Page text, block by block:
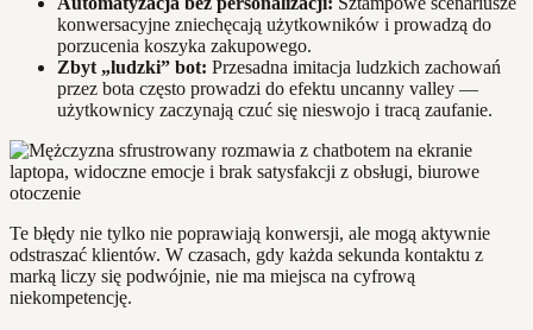
konwersacyjne zniechęcają użytkowników i prowadzą do
porzucenia koszyka zakupowego.
Zbyt „ludzki” bot: Przesadna imitacja ludzkich zachowań
przez bota często prowadzi do efektu uncanny valley —
użytkownicy zaczynają czuć się nieswojo i tracą zaufanie.
Te błędy nie tylko nie poprawiają konwersji, ale mogą aktywnie
odstraszać klientów. W czasach, gdy każda sekunda kontaktu z
marką liczy się podwójnie, nie ma miejsca na cyfrową
niekompetencję.